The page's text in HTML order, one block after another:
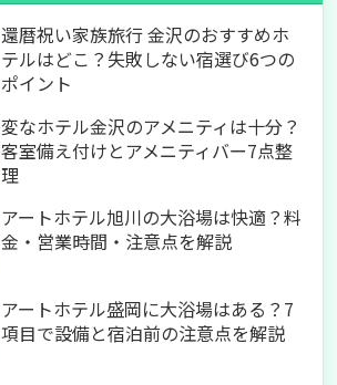
還暦祝い家族旅行 金沢のおすすめホ
テルはどこ？失敗しない宿選び6つの
ポイント
変なホテル金沢のアメニティは十分？
客室備え付けとアメニティバー7点整
理
アートホテル旭川の大浴場は快適？料
金・営業時間・注意点を解説
アートホテル盛岡に大浴場はある？7
項目で設備と宿泊前の注意点を解説